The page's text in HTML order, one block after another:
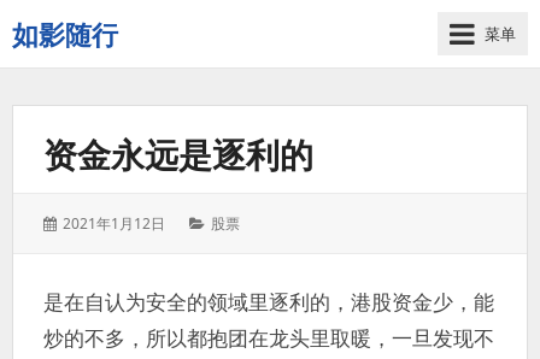
如影随行
如
果
菜单
资金永远是逐利的
发
2021年1月12日
分
股票
是在自认为安全的领域里逐利的，港股资金少，能
炒的不多，所以都抱团在龙头里取暖，一旦发现不